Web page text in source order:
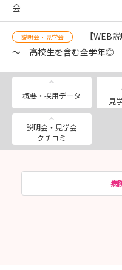
会
説明会・見学会
【WEB
～ 高校生を含む全学年◎
概要・採用データ
見
説明会・見学会
クチコミ
病